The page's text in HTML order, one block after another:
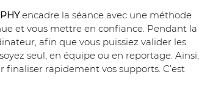
encadre la séance avec une méthode
et vous mettre en confiance. Pendant la
afin que vous puissiez valider les
seul, en équipe ou en reportage. Ainsi,
rapidement vos supports. C’est